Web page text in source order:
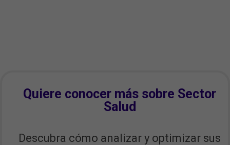
Quiere conocer más sobre Sector
Salud
Descubra cómo analizar y optimizar sus